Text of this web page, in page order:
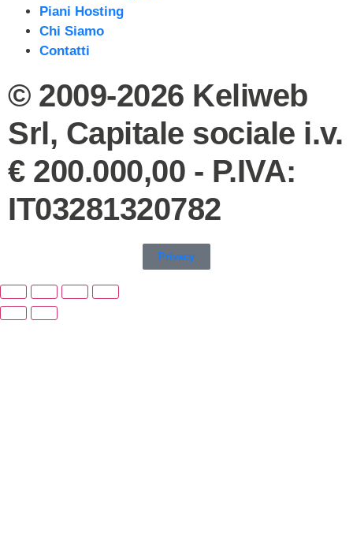
Piani Hosting
Chi Siamo
Contatti
© 2009-2026 Keliweb
Srl, Capitale sociale i.v.
€ 200.000,00 - P.IVA:
IT03281320782
Privacy